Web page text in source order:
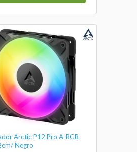
Arctic P12 Pro A-RGB
Negro